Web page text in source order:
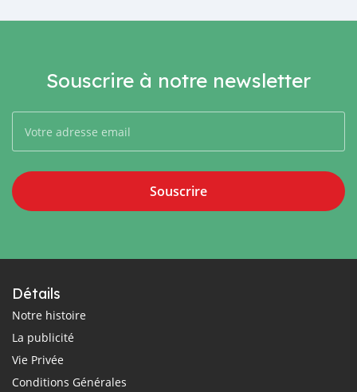
Souscrire à notre newsletter
Souscrire
Détails
Notre histoire
La publicité
Vie Privée
Conditions Générales